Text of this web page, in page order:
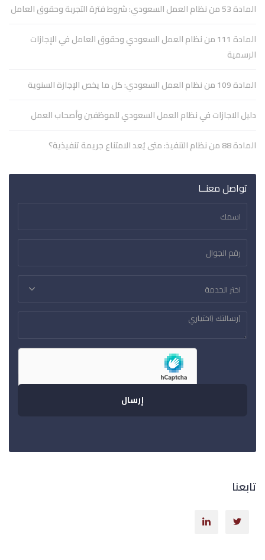
المادة 53 من نظام العمل السعودي: شروط فترة التجربة وحقوق العامل
المادة 111 من نظام العمل السعودي وحقوق العامل في الإجازات
الرسمية
المادة 109 من نظام العمل السعودي: كل ما يخص الإجازة السنوية
دليل الاجازات في نظام العمل السعودي للموظفين وأصحاب العمل
المادة 88 من نظام التنفيذ: متى يُعد الامتناع جريمة تنفيذية؟
تواصل معنــا
اختر الخدمة
تابعنا